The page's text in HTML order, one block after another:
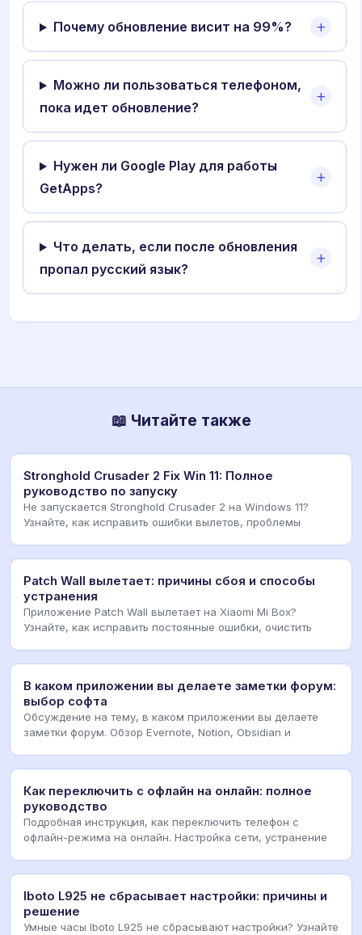
Почему обновление висит на 99%?
Можно ли пользоваться телефоном,
пока идет обновление?
Нужен ли Google Play для работы
GetApps?
Что делать, если после обновления
пропал русский язык?
📖 Читайте также
Stronghold Crusader 2 Fix Win 11: Полное
руководство по запуску
Не запускается Stronghold Crusader 2 на Windows 11?
Узнайте, как исправить ошибки вылетов, проблемы
Patch Wall вылетает: причины сбоя и способы
устранения
Приложение Patch Wall вылетает на Xiaomi Mi Box?
Узнайте, как исправить постоянные ошибки, очистить
В каком приложении вы делаете заметки форум:
выбор софта
Обсуждение на тему, в каком приложении вы делаете
заметки форум. Обзор Evernote, Notion, Obsidian и
Как переключить с офлайн на онлайн: полное
руководство
Подробная инструкция, как переключить телефон с
офлайн-режима на онлайн. Настройка сети, устранение
Iboto L925 не сбрасывает настройки: причины и
решение
Умные часы Iboto L925 не сбрасывают настройки? Узнайте